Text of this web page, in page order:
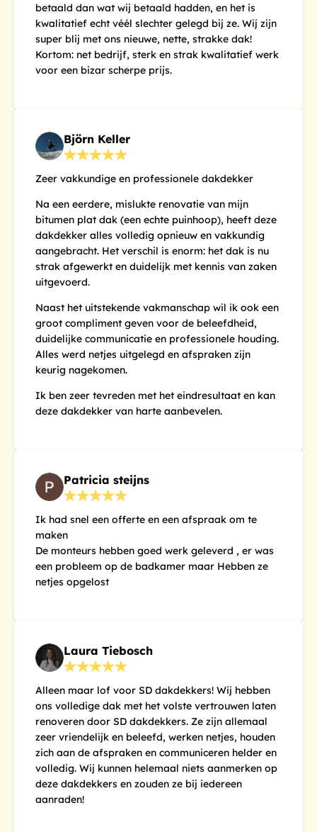
betaald dan wat wij betaald hadden, en het is
kwalitatief echt véél slechter gelegd bij ze. Wij zijn
super blij met ons nieuwe, nette, strakke dak!
Kortom: net bedrijf, sterk en strak kwalitatief werk
voor een bizar scherpe prijs.
Björn Keller
Zeer vakkundige en professionele dakdekker
Na een eerdere, mislukte renovatie van mijn
bitumen plat dak (een echte puinhoop), heeft deze
dakdekker alles volledig opnieuw en vakkundig
aangebracht. Het verschil is enorm: het dak is nu
strak afgewerkt en duidelijk met kennis van zaken
uitgevoerd.
Naast het uitstekende vakmanschap wil ik ook een
groot compliment geven voor de beleefdheid,
duidelijke communicatie en professionele houding.
Alles werd netjes uitgelegd en afspraken zijn
keurig nagekomen.
Ik ben zeer tevreden met het eindresultaat en kan
deze dakdekker van harte aanbevelen.
Patricia steijns
Ik had snel een offerte en een afspraak om te
maken
De monteurs hebben goed werk geleverd , er was
een probleem op de badkamer maar Hebben ze
netjes opgelost
Laura Tiebosch
Alleen maar lof voor SD dakdekkers! Wij hebben
ons volledige dak met het volste vertrouwen laten
renoveren door SD dakdekkers. Ze zijn allemaal
zeer vriendelijk en beleefd, werken netjes, houden
zich aan de afspraken en communiceren helder en
volledig. Wij kunnen helemaal niets aanmerken op
deze dakdekkers en zouden ze bij iedereen
aanraden!